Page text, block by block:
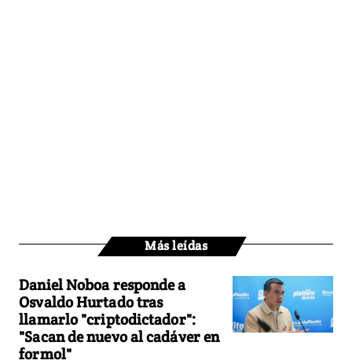
Más leídas
Daniel Noboa responde a
Osvaldo Hurtado tras
llamarlo "criptodictador":
"Sacan de nuevo al cadáver en
formol"